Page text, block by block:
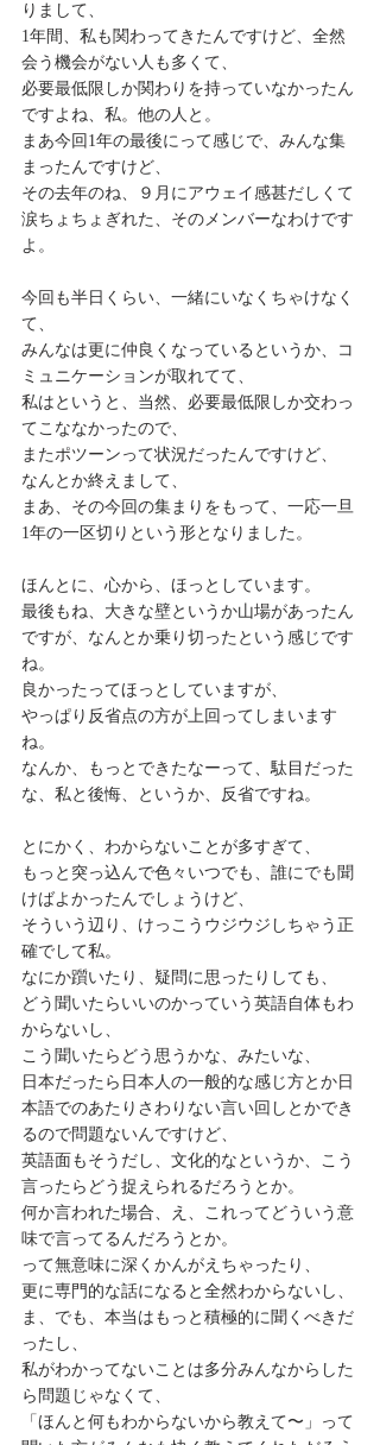
りまして、
1年間、私も関わってきたんですけど、全然
会う機会がない人も多くて、
必要最低限しか関わりを持っていなかったん
ですよね、私。他の人と。
まあ今回1年の最後にって感じで、みんな集
まったんですけど、
その去年のね、９月にアウェイ感甚だしくて
涙ちょちょぎれた、そのメンバーなわけです
よ。
今回も半日くらい、一緒にいなくちゃけなく
て、
みんなは更に仲良くなっているというか、コ
ミュニケーションが取れてて、
私はというと、当然、必要最低限しか交わっ
てこななかったので、
またポツーンって状況だったんですけど、
なんとか終えまして、
まあ、その今回の集まりをもって、一応一旦
1年の一区切りという形となりました。
ほんとに、心から、ほっとしています。
最後もね、大きな壁というか山場があったん
ですが、なんとか乗り切ったという感じです
ね。
良かったってほっとしていますが、
やっぱり反省点の方が上回ってしまいます
ね。
なんか、もっとできたなーって、駄目だった
な、私と後悔、というか、反省ですね。
とにかく、わからないことが多すぎて、
もっと突っ込んで色々いつでも、誰にでも聞
けばよかったんでしょうけど、
そういう辺り、けっこうウジウジしちゃう正
確でして私。
なにか躓いたり、疑問に思ったりしても、
どう聞いたらいいのかっていう英語自体もわ
からないし、
こう聞いたらどう思うかな、みたいな、
日本だったら日本人の一般的な感じ方とか日
本語でのあたりさわりない言い回しとかでき
るので問題ないんですけど、
英語面もそうだし、文化的なというか、こう
言ったらどう捉えられるだろうとか。
何か言われた場合、え、これってどういう意
味で言ってるんだろうとか。
って無意味に深くかんがえちゃったり、
更に専門的な話になると全然わからないし、
ま、でも、本当はもっと積極的に聞くべきだ
ったし、
私がわかってないことは多分みんなからした
ら問題じゃなくて、
「ほんと何もわからないから教えて〜」って